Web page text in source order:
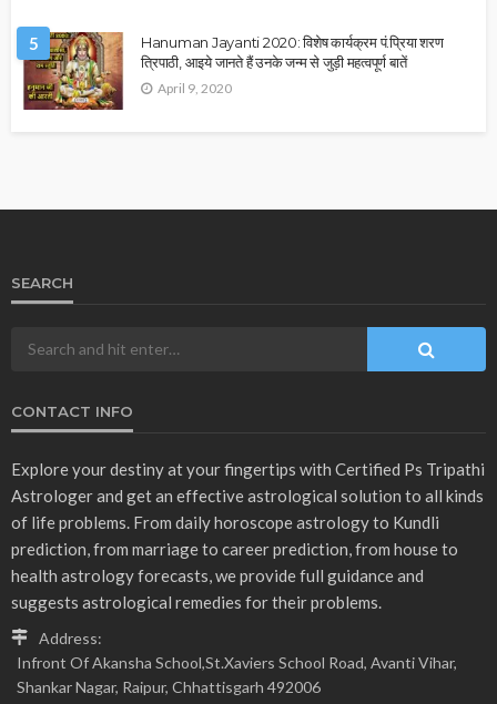
5
Hanuman Jayanti 2020: विशेष कार्यक्रम पं.प्रिया शरण
त्रिपाठी, आइये जानते हैं उनके जन्म से जुड़ी महत्वपूर्ण बातें
April 9, 2020
SEARCH
CONTACT INFO
Explore your destiny at your fingertips with Certified Ps Tripathi
Astrologer and get an effective astrological solution to all kinds
of life problems. From daily horoscope astrology to Kundli
prediction, from marriage to career prediction, from house to
health astrology forecasts, we provide full guidance and
suggests astrological remedies for their problems.
Address:
Infront Of Akansha School,St.Xaviers School Road, Avanti Vihar,
Shankar Nagar, Raipur, Chhattisgarh 492006